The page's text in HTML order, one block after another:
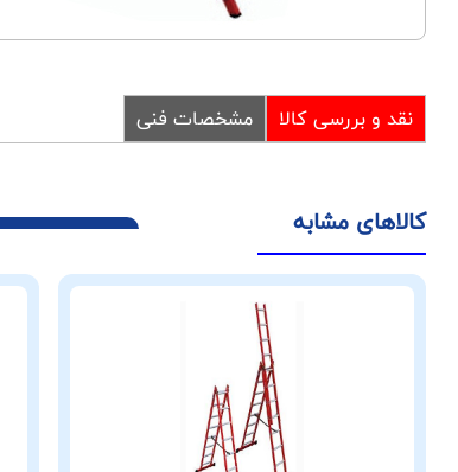
نقد و بررسی کالا مشخصات فنی
کالاهای مشابه